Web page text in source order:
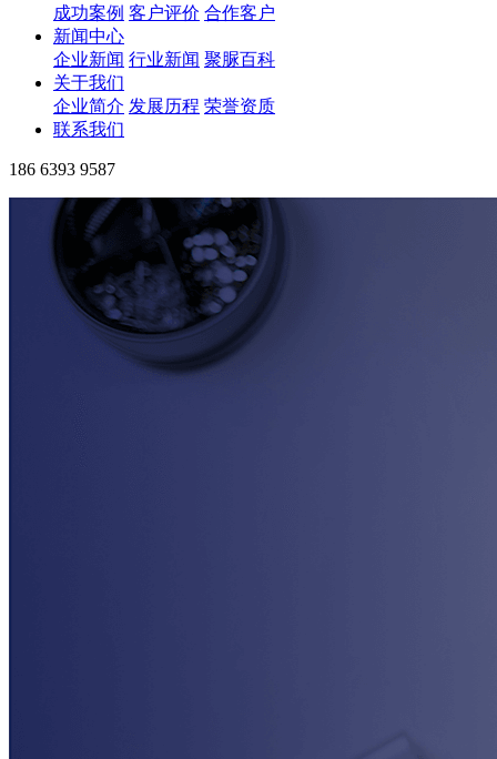
成功案例 客户评价 合作客户
新闻中心
企业新闻 行业新闻 聚脲百科
关于我们
企业简介 发展历程 荣誉资质
联系我们
186 6393 9587